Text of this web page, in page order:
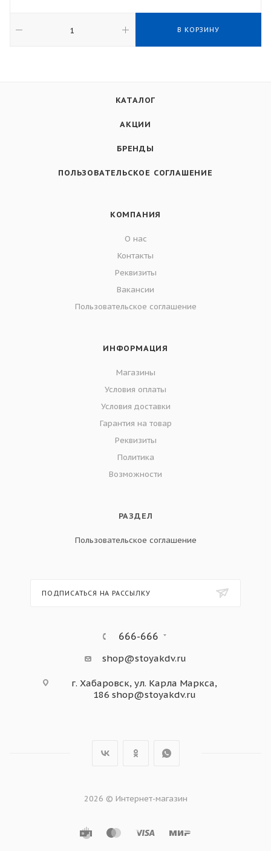
В КОРЗИНУ
КАТАЛОГ
АКЦИИ
БРЕНДЫ
ПОЛЬЗОВАТЕЛЬСКОЕ СОГЛАШЕНИЕ
КОМПАНИЯ
О нас
Контакты
Реквизиты
Вакансии
Пользовательское соглашение
ИНФОРМАЦИЯ
Магазины
Условия оплаты
Условия доставки
Гарантия на товар
Реквизиты
Политика
Возможности
РАЗДЕЛ
Пользовательское соглашение
ПОДПИСАТЬСЯ НА РАССЫЛКУ
666-666
shop@stoyakdv.ru
г. Хабаровск, ул. Карла Маркса,
186 shop@stoyakdv.ru
2026 © Интернет-магазин